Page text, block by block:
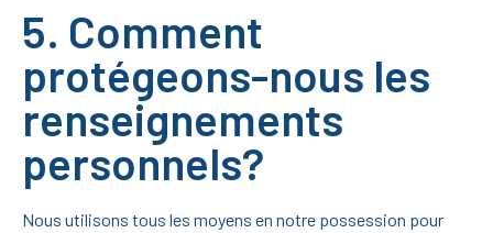
5. Comment
protégeons-nous les
renseignements
personnels?
Nous utilisons tous les moyens en notre possession pour